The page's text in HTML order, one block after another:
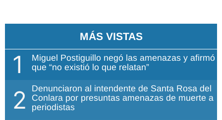
MÁS VISTAS
1
Miguel Postiguillo negó las amenazas y afirmó
que “no existió lo que relatan”
2
Denunciaron al intendente de Santa Rosa del
Conlara por presuntas amenazas de muerte a
periodistas